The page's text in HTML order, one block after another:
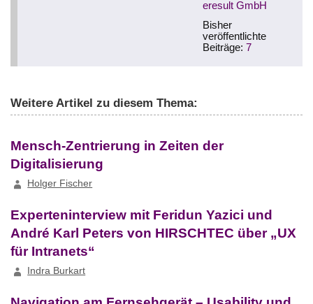
eresult GmbH
Bisher
veröffentlichte
Beiträge:7
Weitere Artikel zu diesem Thema:
Mensch-Zentrierung in Zeiten der
Digitalisierung
Holger Fischer
Experteninterview mit Feridun Yazici und
André Karl Peters von HIRSCHTEC über „UX
für Intranets“
Indra Burkart